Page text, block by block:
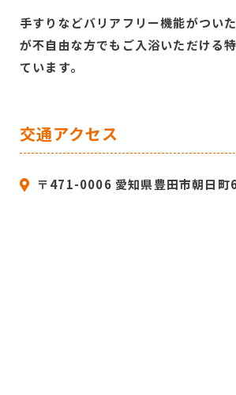
手すりなどバリアフリー機能がつい
が不自由な方でもご入浴いただける
ています。
交通アクセス
〒471-0006 愛知県豊田市朝日町